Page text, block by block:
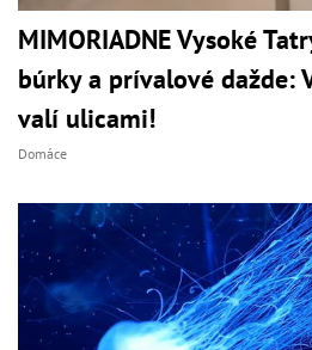
MIMORIADNE Vysoké
búrky a prívalové dažde:
valí ulicami!
Domáce